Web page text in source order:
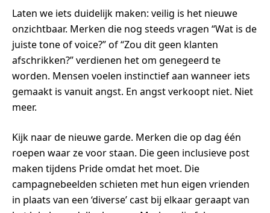
Laten we iets duidelijk maken: veilig is het nieuwe
onzichtbaar. Merken die nog steeds vragen “Wat is de
juiste tone of voice?” of “Zou dit geen klanten
afschrikken?” verdienen het om genegeerd te
worden. Mensen voelen instinctief aan wanneer iets
gemaakt is vanuit angst. En angst verkoopt niet. Niet
meer.
Kijk naar de nieuwe garde. Merken die op dag één
roepen waar ze voor staan. Die geen inclusieve post
maken tijdens Pride omdat het moet. Die
campagnebeelden schieten met hun eigen vrienden
in plaats van een ‘diverse’ cast bij elkaar geraapt van